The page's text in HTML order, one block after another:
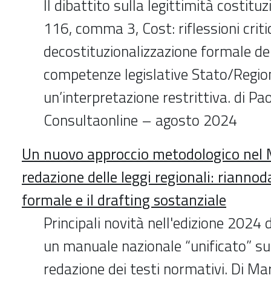
Il dibattito sulla legittimità
116, comma 3, Cost: riflessioni
decostituzionalizzazione formale
competenze legislative Stato/
un’interpretazione restrittiva. di
Consultaonline – agosto 2024
Un nuovo approccio metodologico nel
redazione delle leggi regionali:
formale e il drafting sostanziale
Principali novità nell'edizione 2024
un manuale nazionale “unificato”
redazione dei testi normativi. Di